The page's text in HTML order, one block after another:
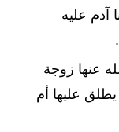
آدم عليه
عنها زوجة
عليها أم